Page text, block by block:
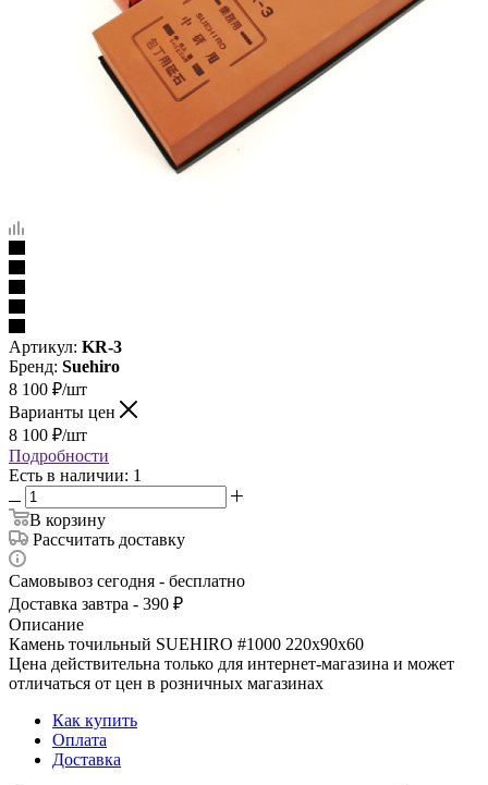
Артикул: KR-3
Бренд: Suehiro
8 100 ₽/шт
Варианты цен
8 100 ₽/шт
Подробности
Есть в наличии: 1
В корзину
Рассчитать доставку
Самовывоз сегодня - бесплатно
Доставка завтра - 390 ₽
Описание
Камень точильный SUEHIRO #1000 220x90x60
Цена действительна только для интернет-магазина и может
отличаться от цен в розничных магазинах
Как купить
Оплата
Доставка